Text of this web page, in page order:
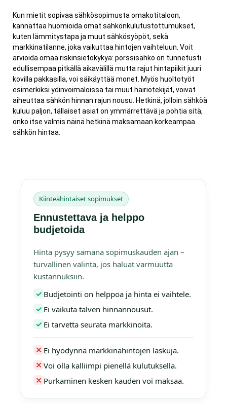
Kun mietit sopivaa sähkösopimusta omakotitaloon,
kannattaa huomioida omat sähkönkulutustottumukset,
kuten lämmitystapa ja muut sähkösyöpöt, sekä
markkinatilanne, joka vaikuttaa hintojen vaihteluun. Voit
arvioida omaa riskinsietokykyä: pörssisähkö on tunnetusti
edullisempaa pitkällä aikavälillä mutta rajut hintapiikit juuri
kovilla pakkasilla, voi säikäyttää monet. Myös huoltotyöt
esimerkiksi ydinvoimaloissa tai muut häiriötekijät, voivat
aiheuttaa sähkön hinnan rajun nousu. Hetkinä, jolloin sähköä
kuluu paljon, tällaiset asiat on ymmärrettävä ja pohtia sitä,
onko itse valmis näinä hetkinä maksamaan korkeampaa
sähkön hintaa.
Kiinteähintaiset sopimukset
Ennustettava ja helppo
budjetoida
Hinta pysyy samana sopimuskauden ajan –
turvallinen valinta, jos haluat varmuutta
kustannuksiin.
✓ Budjetointi on helppoa ja hinta ei vaihtele.
✓ Ei vaikuta talven hinnannousut.
✓ Ei tarvetta seurata markkinoita.
✕ Ei hyödynnä markkinahintojen laskuja.
✕ Voi olla kalliimpi pienellä kulutuksella.
✕ Purkaminen kesken kauden voi maksaa.